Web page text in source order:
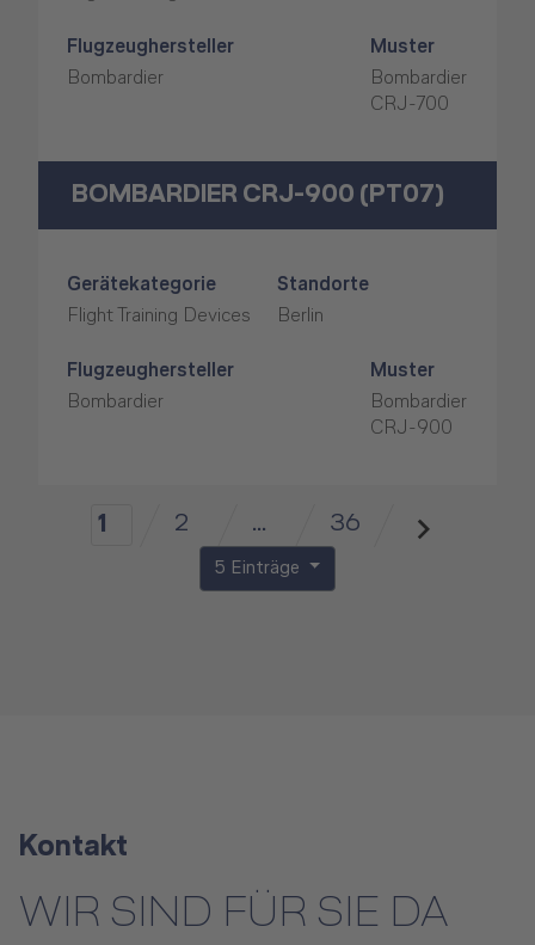
Flugzeughersteller
Bombardier
Muster
Bombardier
CRJ-700
BOMBARDIER CRJ-900 (PT07)
Gerätekategorie
Flight Training Devices
Standorte
Berlin
Flugzeughersteller
Bombardier
Muster
Bombardier
CRJ-900
1 2 ... 36
5 Einträge
Kontakt
WIR SIND FÜR SIE DA